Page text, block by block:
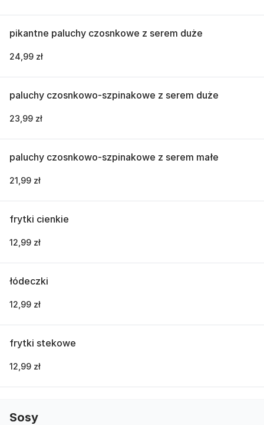
pikantne paluchy czosnkowe z serem duże
24,99 zł
paluchy czosnkowo-szpinakowe z serem duże
23,99 zł
paluchy czosnkowo-szpinakowe z serem małe
21,99 zł
frytki cienkie
12,99 zł
łódeczki
12,99 zł
frytki stekowe
12,99 zł
Sosy